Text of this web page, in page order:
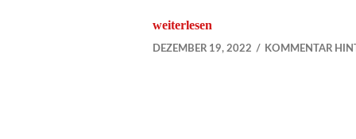
„Redebeiträge zur
weiterlesen
DEZEMBER 19, 2022 KOMMENTAR